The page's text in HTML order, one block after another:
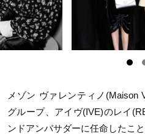
メゾン ヴァレンティノ(Maison
グループ、アイヴ(IVE)のレイ
ンドアンバサダーに任命したこと